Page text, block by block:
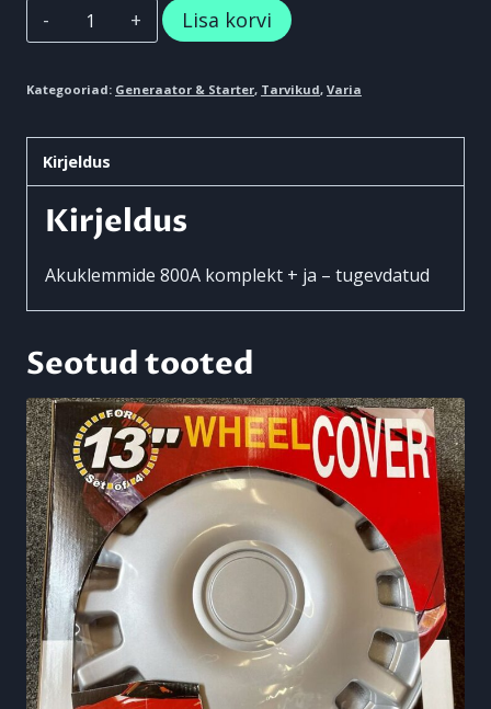
Akuklemmide
800A
komplekt
ja
-
tugevdatud
Lisa korvi
Kategooriad: Generaator & Starter, Tarvikud, Varia
Kirjeldus
Kirjeldus
Akuklemmide 800A komplekt + ja – tugevdatud
Seotud tooted